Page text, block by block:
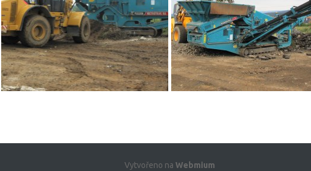
Vytvořeno na Webmium